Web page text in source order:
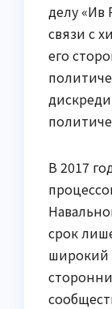
делу «Ив
связи с
его
В 2017
срок
широкий